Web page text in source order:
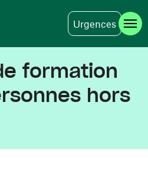
Urgences
formation
hors